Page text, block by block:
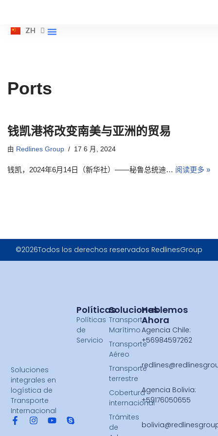
跳
ZH
EN
Ports
钱凯港将改变南美与亚洲的贸易
由 Redlines Group 17 6 月, 2024
钱凯，2024年6月14日（新华社）——秘鲁总统迪… 阅读更多 »
©2026Todos los derechos reservados RedlinesGroup
Soluciones
integrales en
logística de
Transporte
Internacional
Soluciones
Transporte
Marítimo
Transporte
Aéreo
Transporte
terrestre
Cobertura
internacional
Trámites
de
Políticas
Políticas
de
Servicio
Hablemos
Ahora
Agencia Chile:
+56984597262
Agencia Bolivia:
+59176050655